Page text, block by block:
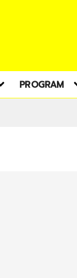
PROGRAM